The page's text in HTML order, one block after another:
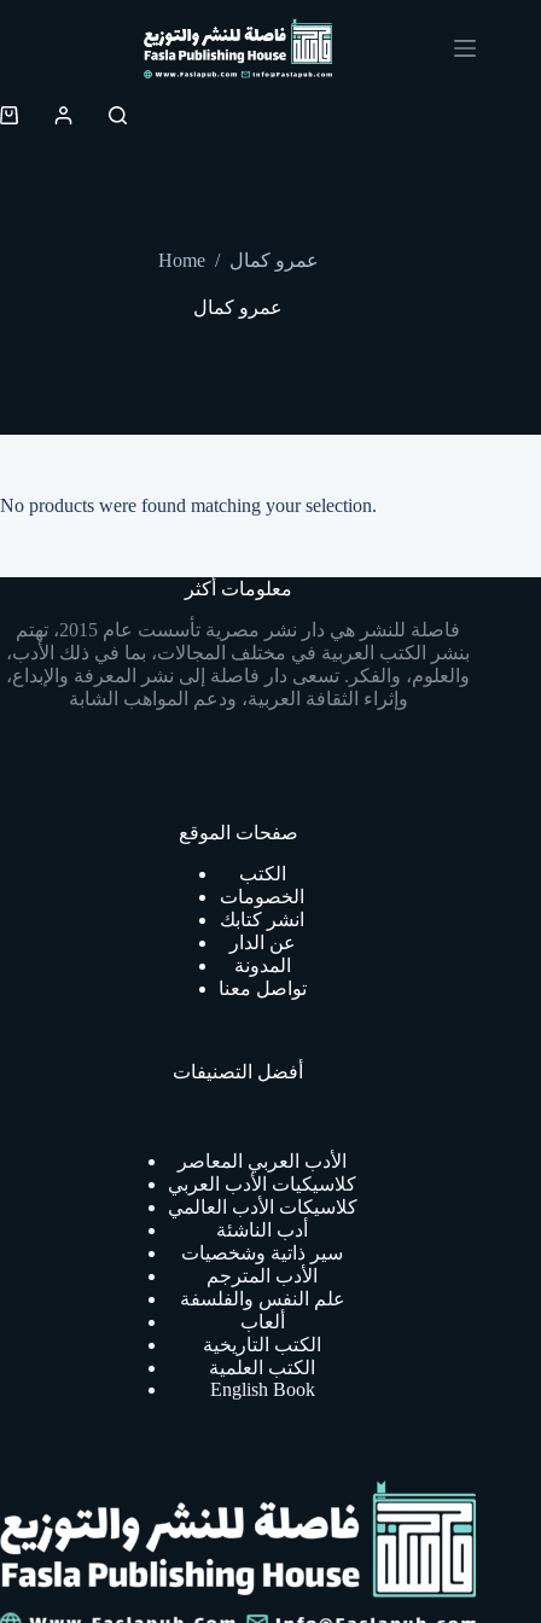
Shopping
Home / عمرو كمال
عمرو كمال
No products were found matching your selection.
معلومات أكثر
فاصلة للنشر هي دار نشر مصرية تأسست عام 2015، تهتم
بنشر الكتب العربية في مختلف المجالات، بما في ذلك الأدب،
والعلوم، والفكر. تسعى دار فاصلة إلى نشر المعرفة والإبداع،
وإثراء الثقافة العربية، ودعم المواهب الشابة
صفحات الموقع
الكتب
الخصومات
انشر كتابك
عن الدار
المدونة
تواصل معنا
أفضل التصنيفات
الأدب العربي المعاصر
كلاسيكيات الأدب العربي
كلاسيكات الأدب العالمي
أدب الناشئة
سير ذاتية وشخصيات
الأدب المترجم
علم النفس والفلسفة
ألعاب
الكتب التاريخية
الكتب العلمية
English Book